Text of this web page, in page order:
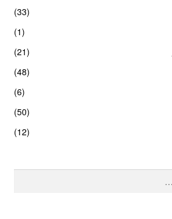
(33)
(1)
(21)
(48)
(6)
(50)
(12)